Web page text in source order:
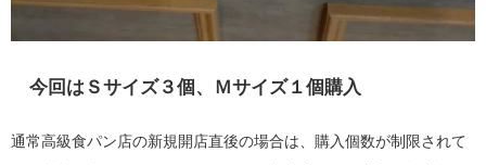
今回はＳサイズ３個、Ｍサイズ１個購入
通常高級食パン店の新規開店直後の場合は、購入個数が制限されて